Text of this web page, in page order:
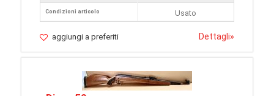
Condizioni articolo
Usato
aggiungi a preferiti Dettagli»